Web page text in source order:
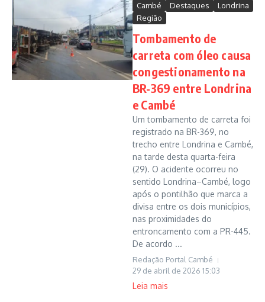
Cambé Destaques
Londrina
Região
Tombamento de
carreta com óleo causa
congestionamento na
BR-369 entre Londrina
e Cambé
Um tombamento de carreta foi
registrado na BR-369, no
trecho entre Londrina e Cambé,
na tarde desta quarta-feira
(29). O acidente ocorreu no
sentido Londrina–Cambé, logo
após o pontilhão que marca a
divisa entre os dois municípios,
nas proximidades do
entroncamento com a PR-445.
De acordo ...
Redação Portal Cambé
29 de abril de 2026 15:03
Leia mais